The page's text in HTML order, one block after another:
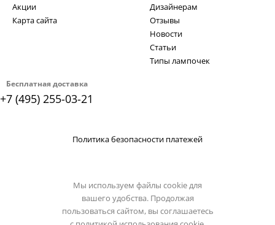
Бесплатная доставка
+7 (495) 255-03-21
Акции
Карта сайта
Дизайнерам
Отзывы
Новости
Статьи
Типы лампочек
Политика безопасности платежей
Мы используем файлы cookie для
вашего удобства. Продолжая
пользоваться сайтом, вы соглашаетесь